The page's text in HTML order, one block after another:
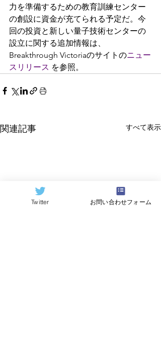
力を準備するための教育訓練センター
の創設に資金が充てられる予定だ。今
回の投資と新しい量子技術センターの
設立に関する追加情報は、
Breakthrough Victoriaのサイトのニュー
スリリース を参照。
関連記事 すべて表示
Twitter お問い合わせフォーム